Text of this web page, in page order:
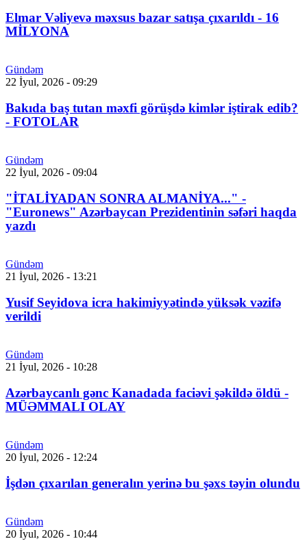
Elmar Vəliyevə məxsus bazar satışa çıxarıldı - 16
MİLYONA
Gündəm
22 İyul, 2026 - 09:29
Bakıda baş tutan məxfi görüşdə kimlər iştirak edib?
- FOTOLAR
Gündəm
22 İyul, 2026 - 09:04
"İTALİYADAN SONRA ALMANİYA..." -
"Euronews" Azərbaycan Prezidentinin səfəri haqda
yazdı
Gündəm
21 İyul, 2026 - 13:21
Yusif Seyidova icra hakimiyyətində yüksək vəzifə
verildi
Gündəm
21 İyul, 2026 - 10:28
Azərbaycanlı gənc Kanadada faciəvi şəkildə öldü -
MÜƏMMALI OLAY
Gündəm
20 İyul, 2026 - 12:24
İşdən çıxarılan generalın yerinə bu şəxs təyin olundu
Gündəm
20 İyul, 2026 - 10:44